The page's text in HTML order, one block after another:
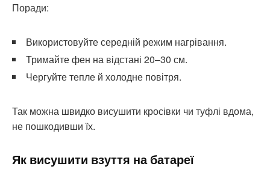
Поради:
Використовуйте середній режим нагрівання.
Тримайте фен на відстані 20–30 см.
Чергуйте тепле й холодне повітря.
Так можна швидко висушити кросівки чи туфлі вдома,
не пошкодивши їх.
Як висушити взуття на батареї